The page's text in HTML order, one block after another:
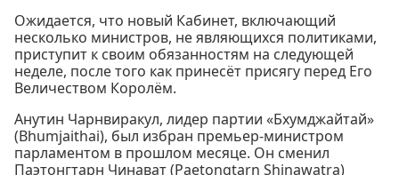
Ожидается, что новый Кабинет, включающий
несколько министров, не являющихся политиками,
приступит к своим обязанностям на следующей
неделе, после того как принесёт присягу перед Его
Величеством Королём.
Анутин Чарнвиракул, лидер партии «Бхумджайтай»
(Bhumjaithai), был избран премьер-министром
парламентом в прошлом месяце. Он сменил
Паэтонгтарн Чинават (Paetongtarn Shinawatra)